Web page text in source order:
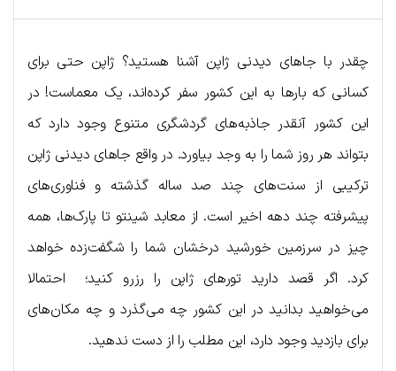
چقدر با جاهای دیدنی ژاپن آشنا هستید؟ ژاپن حتی برای
کسانی که بارها به این کشور سفر کرده‌اند، یک معماست! در
این کشور آنقدر جاذبه‌های گردشگری متنوع وجود دارد که
بتواند هر روز شما را به وجد بیاورد. در واقع جاهای دیدنی ژاپن
ترکیبی از سنت‌های چند صد ساله گذشته و فناوری‌های
پیشرفته چند دهه اخیر است. از معابد شینتو تا پارک‌ها، همه
چیز در سرزمین خورشید درخشان شما را شگفت‌زده خواهد
کرد. اگر قصد دارید تورهای ژاپن را رزرو کنید؛ احتمالا
می‌خواهید بدانید در این کشور چه می‌گذرد و چه مکان‌های
برای بازدید وجود دارد، این مطلب را از دست ندهید.